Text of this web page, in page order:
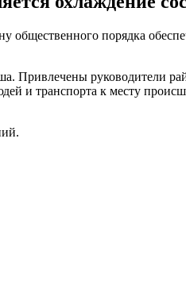
общественного порядка
Привлечены руководители
и транспорта к месту